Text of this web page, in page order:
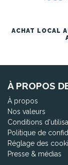
ACHAT LOCAL
À PROPOS
À propos
Nos valeurs
Conditions
Politique de
Réglage des
Presse & médias